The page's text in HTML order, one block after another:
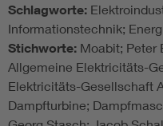
Schlagworte:
Informationstechnik;
Stichworte: Moabit; Peter
Allgemeine Elektricitäts-
Elektricitäts-Gesellschaft
Dampfturbine;